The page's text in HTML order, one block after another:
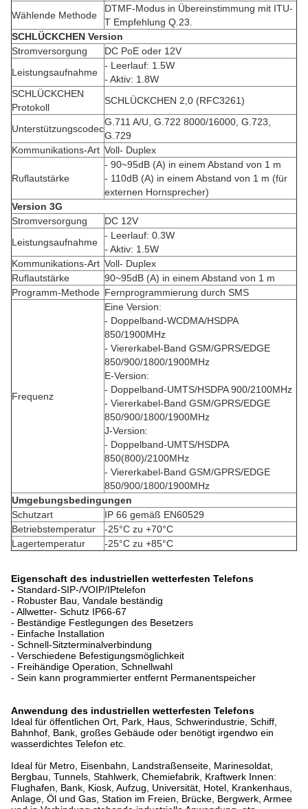
Wählende Methode
DTMF-Modus in Übereinstimmung mit ITU-
T Empfehlung Q.23.
SCHLÜCKCHEN Version
Stromversorgung
DC PoE oder 12V
Leistungsaufnahme
- Leerlauf: 1.5W
- Aktiv: 1.8W
SCHLÜCKCHEN
Protokoll
SCHLÜCKCHEN 2,0 (RFC3261)
Unterstützungscodec
G.711 A/U, G.722 8000/16000, G.723,
G.729
Kommunikations-Art Voll- Duplex
Ruflautstärke
- 90~95dB (A) in einem Abstand von 1 m
- 110dB (A) in einem Abstand von 1 m (für
externen Hornsprecher)
Version 3G
Stromversorgung
DC 12V
Leistungsaufnahme
- Leerlauf: 0.3W
- Aktiv: 1.5W
Kommunikations-Art Voll- Duplex
Ruflautstärke
90~95dB (A) in einem Abstand von 1 m
Programm-Methode Fernprogrammierung durch SMS
Frequenz
Eine Version:
- Doppelband-WCDMA/HSDPA
850/1900MHz
- Viererkabel-Band GSM/GPRS/EDGE
850/900/1800/1900MHz
E-Version:
- Doppelband-UMTS/HSDPA 900/2100MHz
- Viererkabel-Band GSM/GPRS/EDGE
850/900/1800/1900MHz
J-Version:
- Doppelband-UMTS/HSDPA
850(800)/2100MHz
- Viererkabel-Band GSM/GPRS/EDGE
850/900/1800/1900MHz
Umgebungsbedingungen
Schutzart
IP 66 gemäß EN60529
Betriebstemperatur
-25°C zu +70°C
Lagertemperatur
-25°C zu +85°C
Eigenschaft des industriellen wetterfesten Telefons
- Standard-SIP-/VOIP/IPtelefon
- Robuster Bau, Vandale beständig
- Allwetter- Schutz IP66-67
- Beständige Festlegungen des Besetzers
- Einfache Installation
- Schnell-Sitzterminalverbindung
- Verschiedene Befestigungsmöglichkeit
- Freihändige Operation, Schnellwahl
- Sein kann programmierter entfernt Permanentspeicher
Anwendung des industriellen wetterfesten Telefons
Ideal für öffentlichen Ort, Park, Haus, Schwerindustrie, Schiff,
Bahnhof, Bank, großes Gebäude oder benötigt irgendwo ein
wasserdichtes Telefon etc.
Ideal für Metro, Eisenbahn, Landstraßenseite, Marinesoldat,
Bergbau, Tunnels, Stahlwerk, Chemiefabrik, Kraftwerk Innen:
Flughafen, Bank, Kiosk, Aufzug, Universität, Hotel, Krankenhaus,
Anlage, Öl und Gas, Station im Freien, Brücke, Bergwerk, Armee